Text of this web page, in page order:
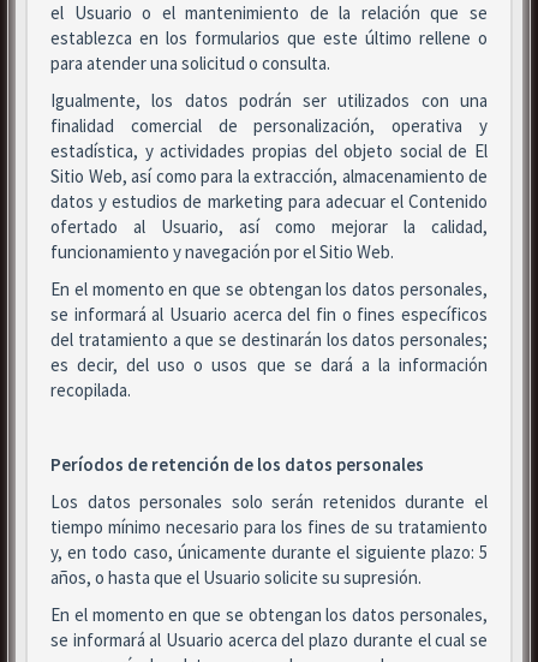
el Usuario o el mantenimiento de la relación que se
establezca en los formularios que este último rellene o
para atender una solicitud o consulta.
Igualmente, los datos podrán ser utilizados con una
finalidad comercial de personalización, operativa y
estadística, y actividades propias del objeto social de El
Sitio Web, así como para la extracción, almacenamiento de
datos y estudios de marketing para adecuar el Contenido
ofertado al Usuario, así como mejorar la calidad,
funcionamiento y navegación por el Sitio Web.
En el momento en que se obtengan los datos personales,
se informará al Usuario acerca del fin o fines específicos
del tratamiento a que se destinarán los datos personales;
es decir, del uso o usos que se dará a la información
recopilada.
Períodos de retención de los datos personales
Los datos personales solo serán retenidos durante el
tiempo mínimo necesario para los fines de su tratamiento
y, en todo caso, únicamente durante el siguiente plazo: 5
años, o hasta que el Usuario solicite su supresión.
En el momento en que se obtengan los datos personales,
se informará al Usuario acerca del plazo durante el cual se